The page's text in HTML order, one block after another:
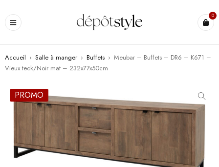
0
Accueil › Salle à manger › Buffets › Meubar – Buffets – DR6 – K671 –
Vieux teck/Noir mat – 232x77x50cm
PROMO